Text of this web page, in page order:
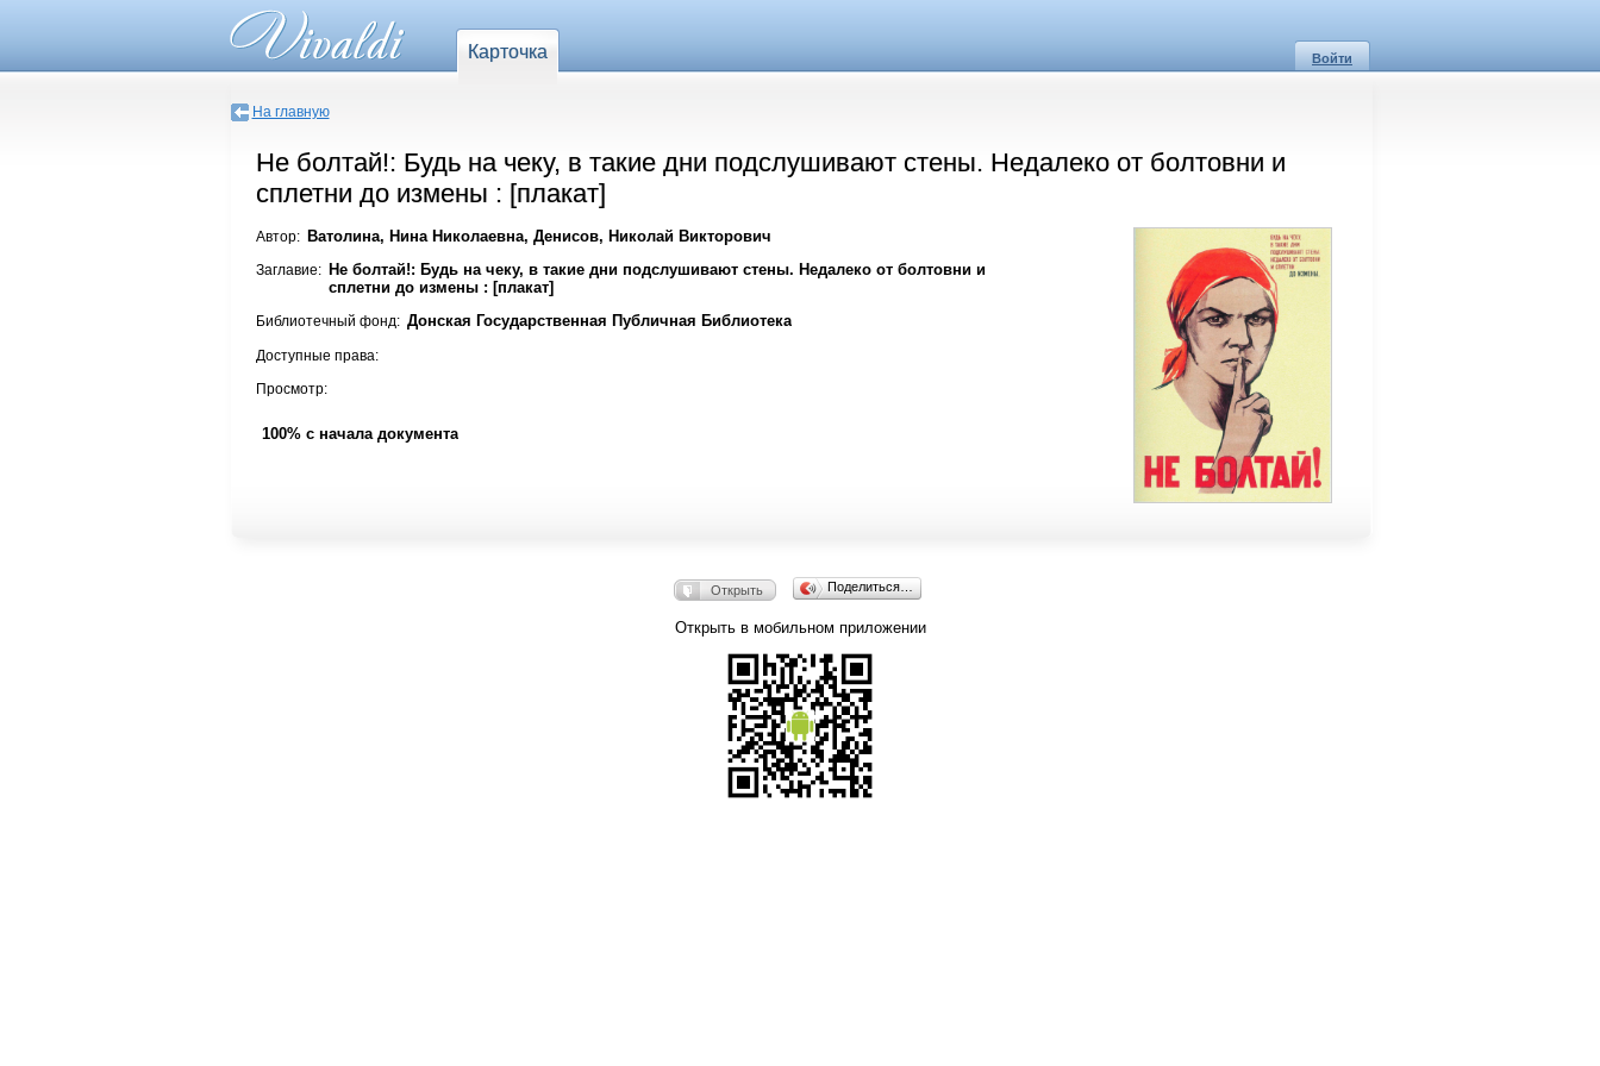
Карточка Войти
На главную
Не болтай!: Будь на чеку, в такие дни подслушивают стены. Недалеко от болтовни и
сплетни до измены : [плакат]
Автор: Ватолина, Нина Николаевна, Денисов, Николай Викторович
Заглавие:
Не болтай!: Будь на чеку, в такие дни подслушивают стены. Недалеко от болтовни и
сплетни до измены : [плакат]
Библиотечный фонд: Донская Государственная Публичная Библиотека
Доступные права:
Просмотр:
100% с начала документа
Открыть Поделиться…
Открыть в мобильном приложении